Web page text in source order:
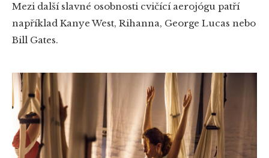
Mezi další slavné osobnosti cvičící aerojógu patří
například Kanye West, Rihanna, George Lucas nebo
Bill Gates.